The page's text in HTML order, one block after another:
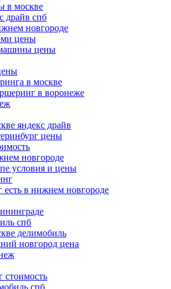
в москве
драйв спб
новгороде
цены
цены
в москве
в воронеже
яндекс драйв
цены
новгороде
условия и цены
есть в нижнем новгороде
спб
делимобиль
новгород цена
стоимость
спб